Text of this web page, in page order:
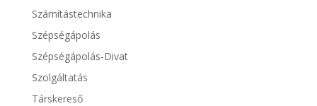
Számítástechnika
Szépségápolás
Szépségápolás-Divat
Szolgáltatás
Társkereső